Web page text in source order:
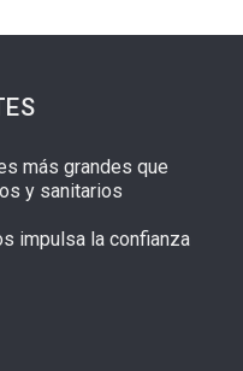
más grandes que
y sanitarios
impulsa la confianza